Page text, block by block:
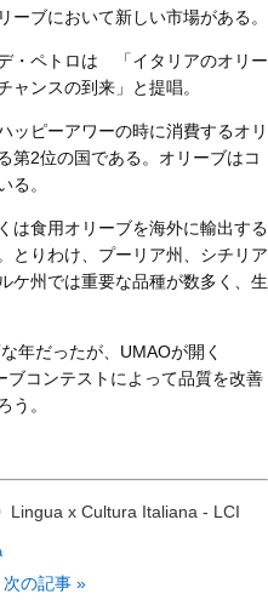
ブにおいて新しい市場がある。
・ペトロは 「イタリアのオリー
ャンスの到来」と提唱。
ッピーアワーの時に消費するオリ
第2位の国である。オリーブはコ
る。
は食用オリーブを海外に輸出する
とりわけ、プーリア州、シチリア
ケ州では重要な品種が数多く、生
年だったが、UMAOが開く
ブコンテストによって品質を改善
う。
x Cultura Italiana - LCI
次の記事 »